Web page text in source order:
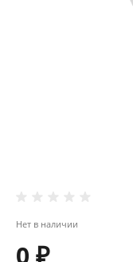
Нет в наличии
0 ₽